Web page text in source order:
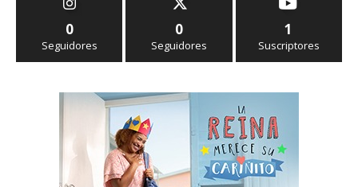
0
Seguidores
0
Seguidores
1
Suscriptores